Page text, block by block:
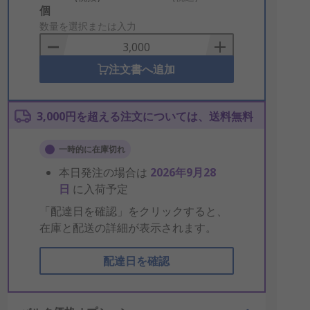
Add
to
Basket
個
数量を選択または入力
注文書へ追加
3,000円を超える注文については、送料無料
一時的に在庫切れ
本日発注の場合は 2026年9月28
日 に入荷予定
「配達日を確認」をクリックすると、
在庫と配送の詳細が表示されます。
配達日を確認